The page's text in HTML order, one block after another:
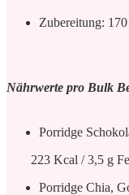
Zubereitung:
Nährwerte pro Bulk
Porridge
223 Kcal / 3,5 g
Porridge Chia,